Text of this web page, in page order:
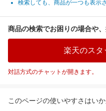
検索しても、商品が一つも表示
商品の検索でお困りの場合や
楽天のスタ
対話方式のチャットが開きます。
このページの使いやすさはい